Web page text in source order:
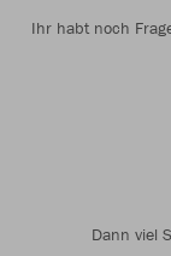
Ihr habt noch
Dann viel